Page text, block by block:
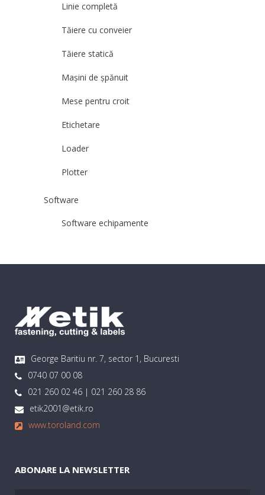
Linie completă
Tăiere cu conveier
Tăiere statică
Mașini de șpănuit
Mese pentru croit
Etichetare
Loader
Plotter
Software
Software echipamente
George Baritiu nr. 7, sector 1, Bucuresti
0740 07 00 08
021 260 02 46 | 021 260 28 86
etik2001@etik.ro
www.toroland.com
ABONARE LA NEWSLETTER